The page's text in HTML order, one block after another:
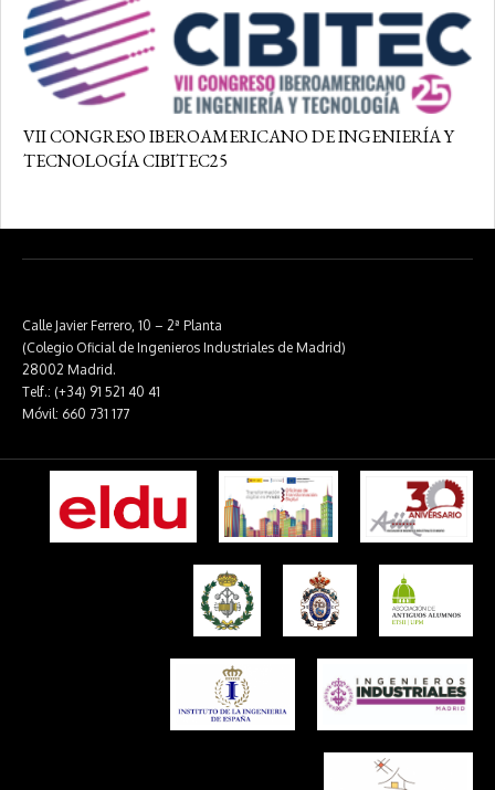
VII CONGRESO IBEROAMERICANO DE INGENIERÍA Y
TECNOLOGÍA CIBITEC25
Calle Javier Ferrero, 10 – 2ª Planta
(Colegio Oficial de Ingenieros Industriales de Madrid)
28002 Madrid.
Telf.: (+34) 91 521 40 41
Móvil: 660 731 177